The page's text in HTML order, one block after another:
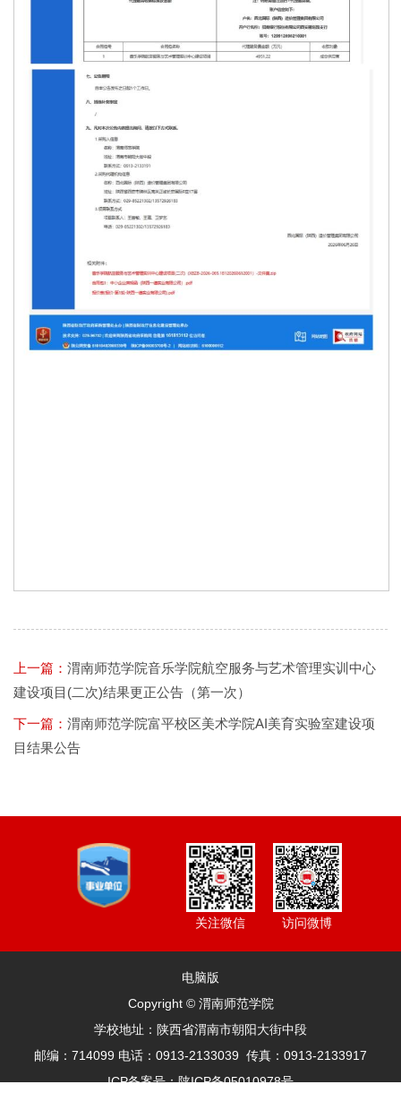
上一篇： 渭南师范学院音乐学院航空服务与艺术管理实训中心
建设项目(二次)结果更正公告（第一次）
下一篇： 渭南师范学院富平校区美术学院AI美育实验室建设项
目结果公告
访问微博
关注微信
电脑版
Copyright © 渭南师范学院
学校地址：陕西省渭南市朝阳大街中段
邮编：714099 电话：0913-2133039 传真：0913-2133917
ICP备案号：陕ICP备05010978号